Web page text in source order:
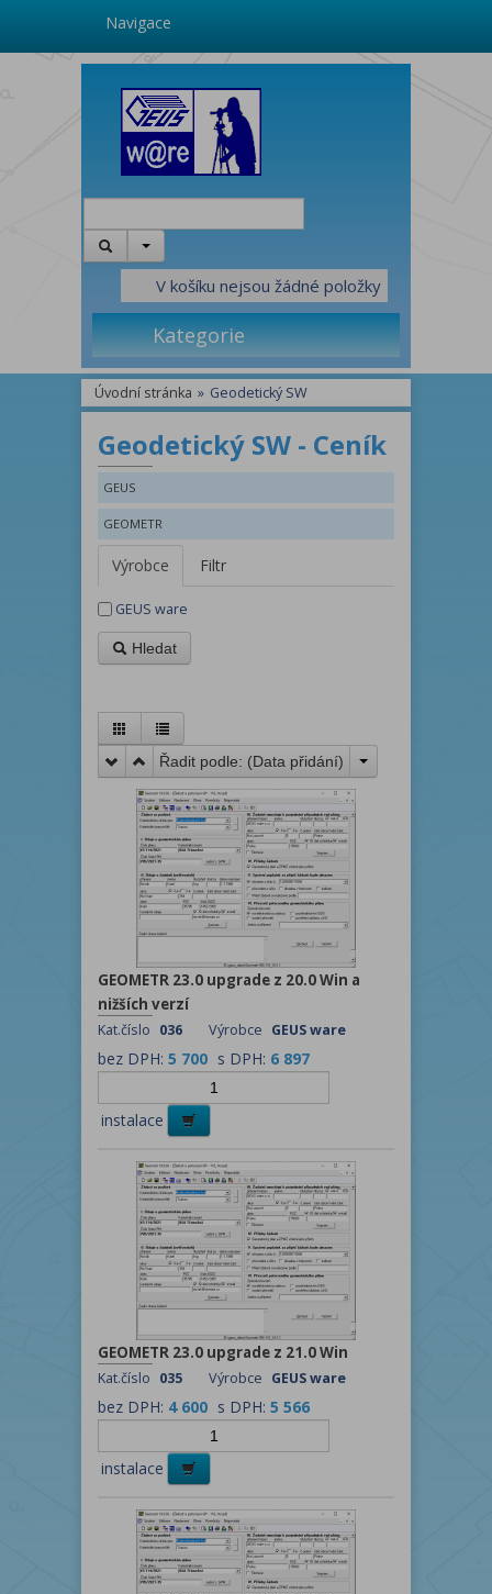
Navigace
V košíku nejsou žádné položky
Kategorie
Úvodní stránka » Geodetický SW
Geodetický SW - Ceník
GEUS
GEOMETR
Výrobce Filtr
GEUS ware
Hledat
Řadit podle: (Data přidání)
GEOMETR 23.0 upgrade z 20.0 Win a
nižších verzí
Kat.číslo 036 Výrobce GEUS ware
bez DPH: 5 700 s DPH: 6 897
instalace
GEOMETR 23.0 upgrade z 21.0 Win
Kat.číslo 035 Výrobce GEUS ware
bez DPH: 4 600 s DPH: 5 566
instalace